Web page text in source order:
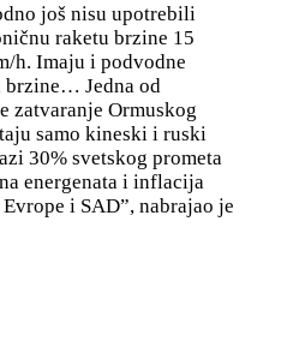
još nisu upotrebili
raketu brzine 15
h. Imaju i podvodne
brzine… Jedna od
zatvaranje Ormuskog
samo kineski i ruski
30% svetskog prometa
energenata i inflacija
i SAD”, nabrajao je